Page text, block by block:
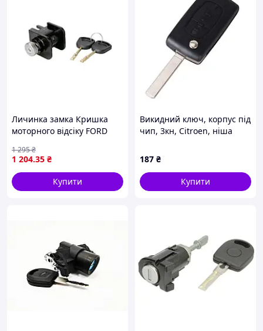
Личинка замка Кришка
моторного відсіку FORD
6010-03-031427P
1 204.35 ₴
1 295₴
Купити
Викидний ключ, корпус під
чип, 3кн, Citroen, ніша
187 ₴
Купити